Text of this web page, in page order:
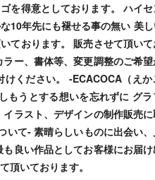
を得意としております。 ハイ
10年先にも褪せる事の無い 美
ております。 販売させて頂い
ー、書体等、変更調整のご希
けください。 -ECACOCA（え
もうとする想いを忘れずに グ
ラスト、デザインの制作販売
いて- 素晴らしいものに出会い
良い作品としてお客様にお届
頂いております。